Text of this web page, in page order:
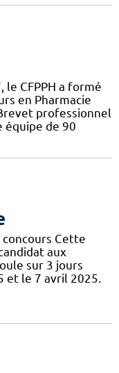
le CFPPH a formé
en Pharmacie
professionnel
équipe de 90
concours Cette
aux
sur 3 jours
et le 7 avril 2025.